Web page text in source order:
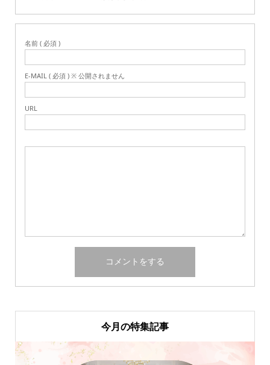
名前 ( 必須 )
E-MAIL ( 必須 ) ※ 公開されません
URL
今月の特集記事